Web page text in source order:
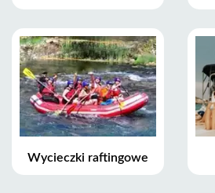
Wycieczki raftingowe